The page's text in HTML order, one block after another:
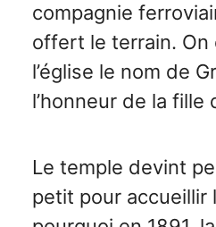
compagnie
offert le terrain. On
l’église le nom de
l’honneur de la fille
Le temple devint
petit pour accueillir